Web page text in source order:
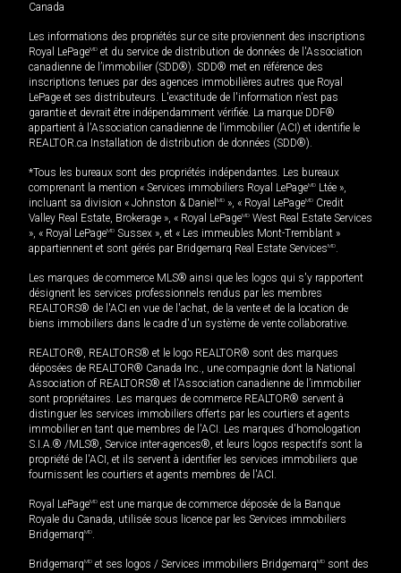
Canada
Les informations des propriétés sur ce site proviennent des inscriptions
Royal LePageMD et du service de distribution de données de l'Association
canadienne de l’immobilier (SDD®). SDD® met en référence des
inscriptions tenues par des agences immobilières autres que Royal
LePage et ses distributeurs. L'exactitude de l'information n'est pas
garantie et devrait être indépendamment vérifiée. La marque DDF®
appartient à l'Association canadienne de l’immobilier (ACI) et identifie le
REALTOR.ca Installation de distribution de données (SDD®).
*Tous les bureaux sont des propriétés indépendantes. Les bureaux
comprenant la mention « Services immobiliers Royal LePageMD Ltée »,
incluant sa division « Johnston & Daniel MD », « Royal LePageMD Credit
Valley Real Estate, Brokerage », « Royal LePageMD West Real Estate Services
», « Royal LePageMD Sussex », et « Les immeubles Mont-Tremblant »
appartiennent et sont gérés par Bridgemarq Real Estate ServicesMD.
Les marques de commerce MLS® ainsi que les logos qui s'y rapportent
désignent les services professionnels rendus par les membres
REALTORS® de l'ACI en vue de l'achat, de la vente et de la location de
biens immobiliers dans le cadre d'un système de vente collaborative.
REALTOR®, REALTORS® et le logo REALTOR® sont des marques
déposées de REALTOR® Canada Inc., une compagnie dont la National
Association of REALTORS® et l'Association canadienne de l’immobilier
sont propriétaires. Les marques de commerce REALTOR® servent à
distinguer les services immobiliers offerts par les courtiers et agents
immobilier en tant que membres de l'ACI. Les marques d'homologation
S.I.A.® /MLS®, Service inter-agences®, et leurs logos respectifs sont la
propriété de l'ACI, et ils servent à identifier les services immobiliers que
fournissent les courtiers et agents membres de l'ACI.
Royal LePageMD est une marque de commerce déposée de la Banque
Royale du Canada, utilisée sous licence par les Services immobiliers
BridgemarqMD.
BridgemarqMD et ses logos / Services immobiliers BridgemarqMD sont des